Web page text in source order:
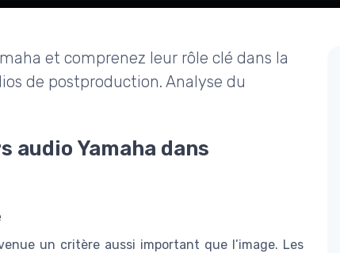
et comprenez leur rôle clé dans la
de postproduction. Analyse du
audio Yamaha dans
un critère aussi important que l’image. Les